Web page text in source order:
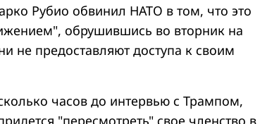
Рубио обвинил НАТО в том, что это
обрушившись во вторник на
не предоставляют доступа к своим
часов до интервью с Трампом,
"пересмотреть" свое членство в